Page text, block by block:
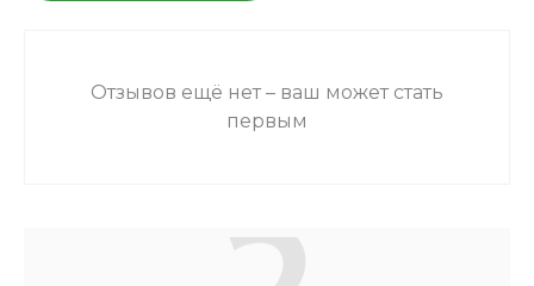
Отзывов ещё нет – ваш может стать
первым